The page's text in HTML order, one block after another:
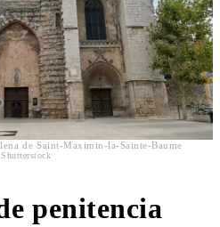
de Saint-Maximin-la-Sainte-Baume
penitencia